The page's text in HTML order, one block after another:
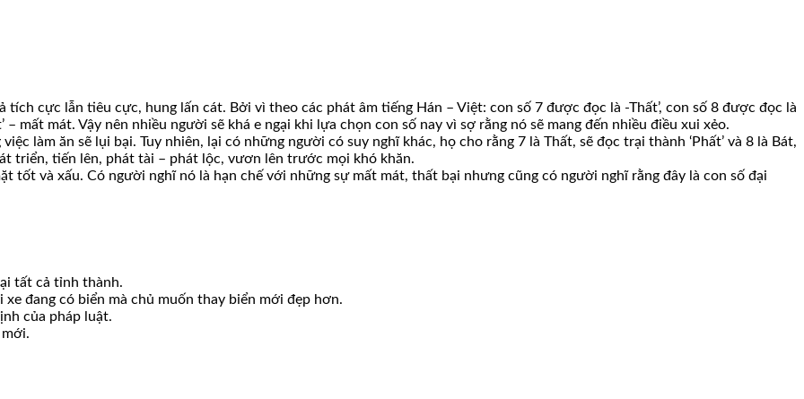
cực lẫn tiêu cực, hung lấn cát. Bởi vì theo các phát âm tiếng Hán – Việt: con số 7 được đọc là -Thất’, con số 8 được đọc là
– mất mát. Vậy nên nhiều người sẽ khá e ngại khi lựa chọn con số nay vì sợ rằng nó sẽ mang đến nhiều điều xui xẻo.
làm ăn sẽ lụi bại. Tuy nhiên, lại có những người có suy nghĩ khác, họ cho rằng 7 là Thất, sẽ đọc trại thành ‘Phất’ và 8 là Bát,
triển, tiến lên, phát tài – phát lộc, vươn lên trước mọi khó khăn.
tốt và xấu. Có người nghĩ nó là hạn chế với những sự mất mát, thất bại nhưng cũng có người nghĩ rằng đây là con số đại
tất cả tỉnh thành.
đang có biển mà chủ muốn thay biển mới đẹp hơn.
của pháp luật.